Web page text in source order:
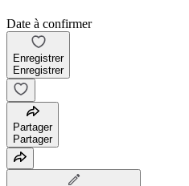
Date à confirmer
Enregistrer
Enregistrer
Partager
Partager